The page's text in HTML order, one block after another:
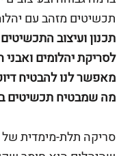
תכשיטים מזהב עם
לסריקת יהלומים
מאפשר לנו להבטיח
מה שמבטיח תכשיטים
סריקה תלת-מימדית